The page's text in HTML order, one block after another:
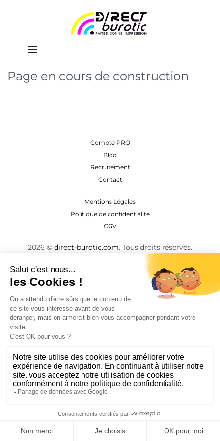
Page en cours de construction
Compte PRO
Blog
Recrutement
Contact
Mentions Légales
Politique de confidentialité
CGV
2026 © direct-burotic.com. Tous droits réservés.
BESOIN DE CONSEILS ? D'UN DEVIS ?
Contactez-nous !
Je souhaite être rappelé